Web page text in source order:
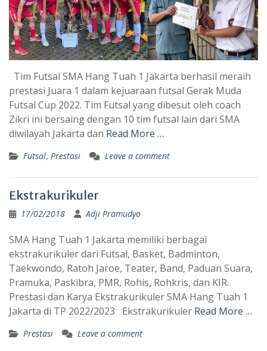
Tim Futsal SMA Hang Tuah 1 Jakarta berhasil meraih
prestasi Juara 1 dalam kejuaraan futsal Gerak Muda
Futsal Cup 2022. Tim Futsal yang dibesut oleh coach
Zikri ini bersaing dengan 10 tim futsal lain dari SMA
diwilayah Jakarta dan Read More …
Futsal, Prestasi Leave a comment
Ekstrakurikuler
17/02/2018 Adji Pramudyo
SMA Hang Tuah 1 Jakarta memiliki berbagai
ekstrakurikuler dari Futsal, Basket, Badminton,
Taekwondo, Ratoh Jaroe, Teater, Band, Paduan Suara,
Pramuka, Paskibra, PMR, Rohis, Rohkris, dan KIR.
Prestasi dan Karya Ekstrakurikuler SMA Hang Tuah 1
Jakarta di TP 2022/2023 Ekstrakurikuler Read More …
Prestasi Leave a comment